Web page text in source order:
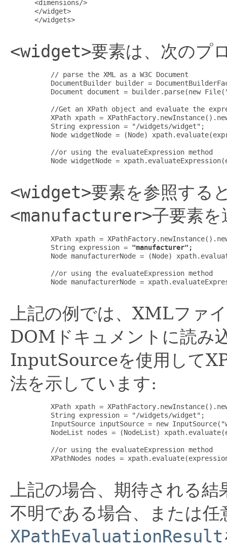
<dimensions/>
</widget>
</widgets>
<widget>要素は、次のプ
     // parse the XML as a W3C Document
DocumentBuilder builder =
Document document = builder.parse(new
//Get an XPath object and evaluate the
XPath xpath =
     String expression = "/widgets/widget";
Node widgetNode = (Node)
     //or using the evaluateExpression method
Node widgetNode =
<widget>要素を参照する
<manufacturer>子要素
XPath xpath =
     String expression =
"manufacturer";
Node manufacturerNode = (Node)
     //or using the evaluateExpression method
Node manufacturerNode =
上記の例では、XMLファ
DOMドキュメントに読み
InputSourceを使用して
法を示しています:
XPath xpath =
     String expression = "/widgets/widget";
InputSource inputSource = new
NodeList nodes = (NodeList)
     //or using the evaluateExpression method
XPathNodes nodes =
上記の場合、期待される結
不明である場合、または任
XPathEvaluationResult